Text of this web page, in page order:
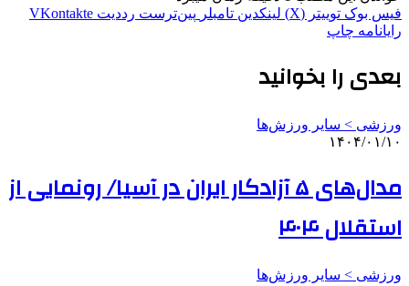
فیس بوک توییتر (X) لینکدین ‫تامبلر ‫پین‌ترست ‫رددیت ‫VKontakte
رایانامه چاپ
بعدی را بخوانید
ورزشی > سایر ورزش‌ها
۱۴۰۴/۰۱/۱۰
مدال‌های ۵ آزادکار ایران در آسیا/ رونمایی از
استقلال ۴۰۴
ورزشی > سایر ورزش‌ها